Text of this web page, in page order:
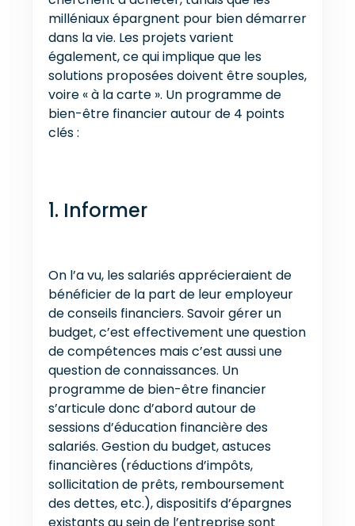
milléniaux épargnent pour bien démarrer
dans la vie. Les projets varient
également, ce qui implique que les
solutions proposées doivent être souples,
voire « à la carte ». Un programme de
bien-être financier autour de 4 points
clés :
1. Informer
On l’a vu, les salariés apprécieraient de
bénéficier de la part de leur employeur
de conseils financiers. Savoir gérer un
budget, c’est effectivement une question
de compétences mais c’est aussi une
question de connaissances. Un
programme de bien-être financier
s’articule donc d’abord autour de
sessions d’éducation financière des
salariés. Gestion du budget, astuces
financières (réductions d’impôts,
sollicitation de prêts, remboursement
des dettes, etc.), dispositifs d’épargnes
existants au sein de l’entreprise sont